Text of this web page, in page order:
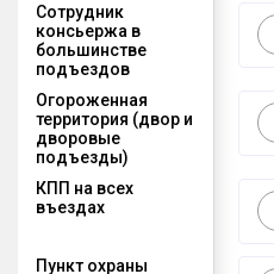
Сотрудник
консьержа в
большинстве
подъездов
Огороженная
территория (двор и
дворовые
подъезды)
КПП на всех
въездах
Пункт охраны